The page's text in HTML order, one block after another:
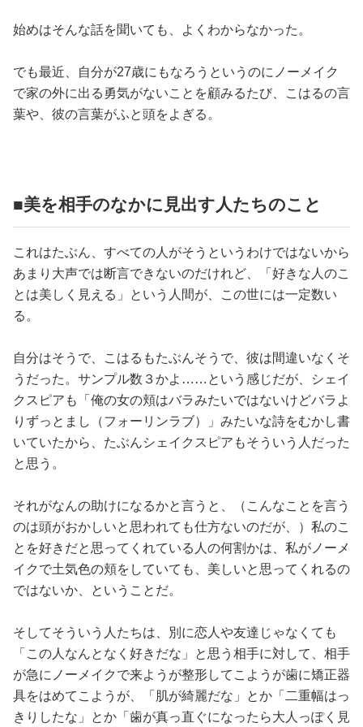
始めはそんな話を聞いても、よくわからなかった。
でも最近、自分が27歳にもなろうというのにノーメイク
で家の外に出る勇気がないことを顧みるたび、こはるの言
葉や、彼の言葉がふと頭をよぎる。
■美を相手のなかに見出す人たちのこと
これはたぶん、すべての人がそうというわけではないから
あまり大声では断言できないのだけれど、「好きな人のこ
とは美しく見える」という人間が、この世には一定数い
る。
自分はそうで、こはるもたぶんそうで、彼は間違いなくそ
うだった。サンプル数３かよ……という感じだが、シェイ
クスピアも「俺の女の頬はバラみたいではないけどバラよ
りずっとまし（フォーリンラブ）」みたいな詩をむかし書
いていたから、たぶんシェイクスピアもそういう人だった
と思う。
それがなんの助けになるかと言うと、（こんなことを言う
のは頭がおかしいと思われても仕方ないのだが、）私のこ
とを好きだと思ってくれている人の何割かは、私がノーメ
イクで土気色の頬をしていても、美しいと思ってくれるの
ではないか、ということだ。
そしてそういう人たちは、別に恋人や友達じゃなくても
「この人なんとなく好きだな」と思う相手に対して、相手
が急にノーメイクで来ようが整形してこようが歯に矯正器
具をはめてこようが、「肌が綺麗だな」とか「二重幅はっ
きりしたな」とか「歯が真っ直ぐになったら大人っぽく見